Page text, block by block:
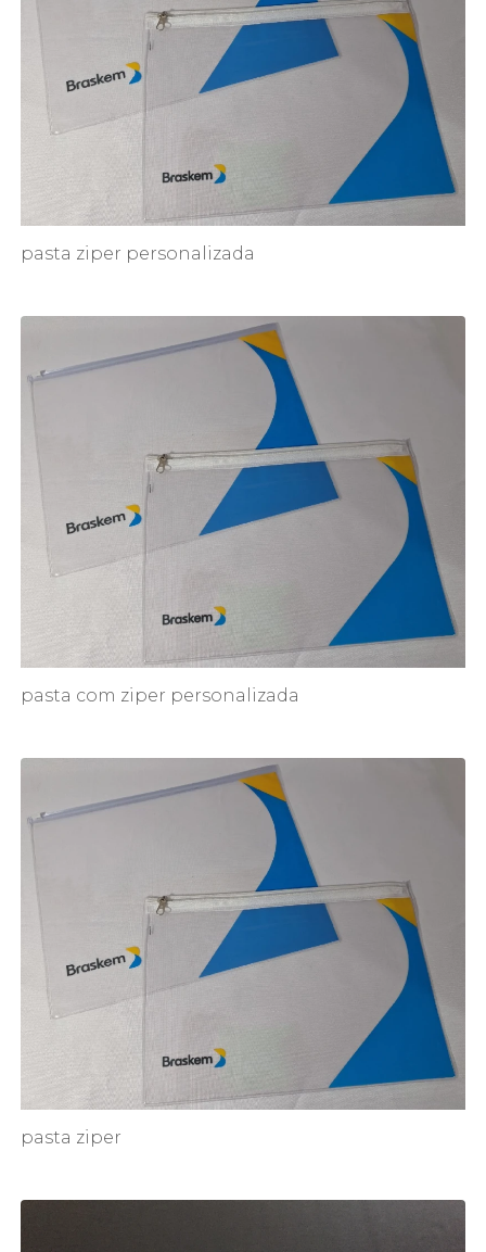
pasta ziper personalizada
pasta com ziper personalizada
pasta ziper